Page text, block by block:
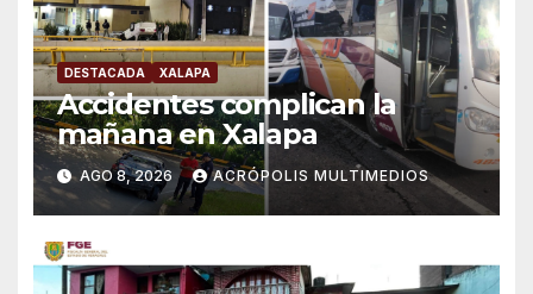
DESTACADA XALAPA
Accidentes complican la
mañana en Xalapa
AGO 8, 2026 ACRÓPOLIS MULTIMEDIOS